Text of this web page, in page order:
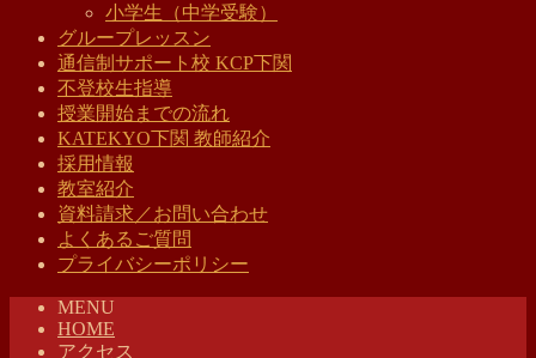
小学生（中学受験）
グループレッスン
通信制サポート校 KCP下関
不登校生指導
授業開始までの流れ
KATEKYO下関 教師紹介
採用情報
教室紹介
資料請求／お問い合わせ
よくあるご質問
プライバシーポリシー
MENU
HOME
アクセス